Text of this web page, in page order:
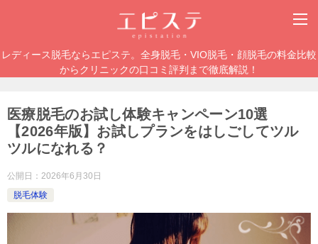
レディース脱毛ならエピステ。全身脱毛・VIO脱毛・顔脱毛の料金比較
からクリニックの口コミ評判まで徹底解説！
医療脱毛のお試し体験キャンペーン10選
【2026年版】お試しプランをはしごしてツル
ツルになれる？
公開日： 2026年6月30日
脱毛体験